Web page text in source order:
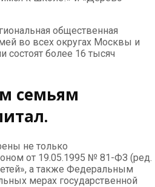
общественная
во всех округах Москвы и
состоят более 16 тысяч
семьям
не только
от 19.05.1995 № 81-ФЗ (ред.
а также Федеральным
мерах государственной